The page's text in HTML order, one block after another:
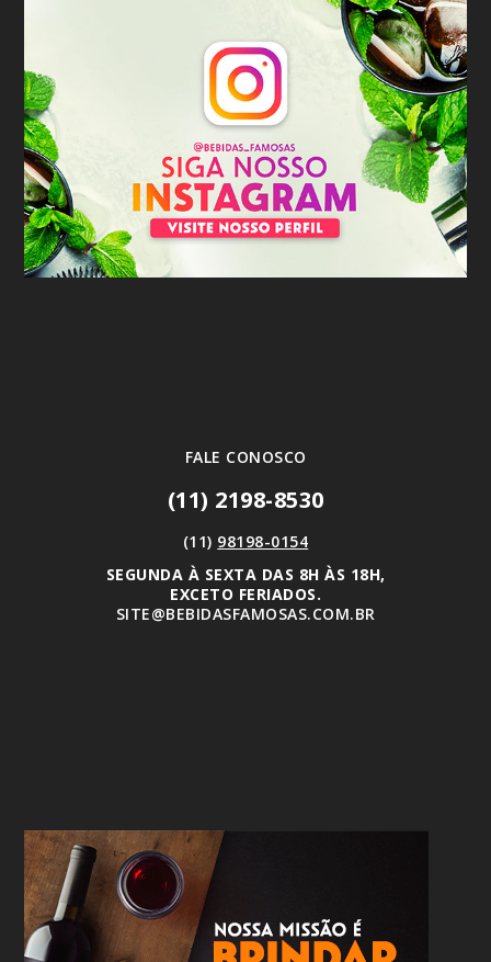
FALE CONOSCO
(11) 2198-8530
(11) 98198-0154
SEGUNDA À SEXTA DAS 8H ÀS 18H,
EXCETO FERIADOS.
SITE@BEBIDASFAMOSAS.COM.BR